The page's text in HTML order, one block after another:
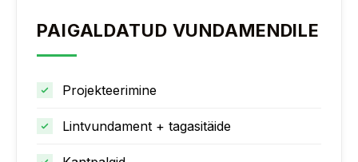
PAIGALDATUD VUNDAMENDILE
Projekteerimine
Lintvundament + tagasitäide